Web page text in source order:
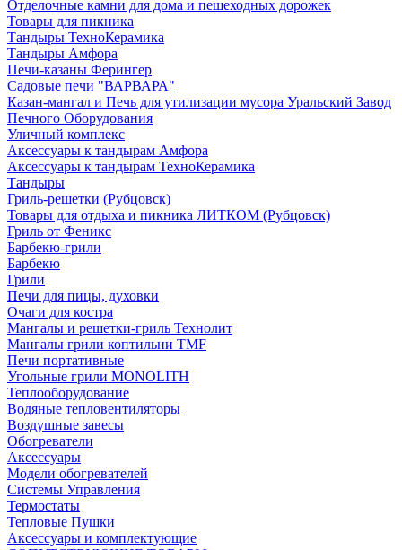
Отделочные камни для дома и пешеходных дорожек
Товары для пикника
Тандыры ТехноКерамика
Тандыры Амфора
Печи-казаны Ферингер
Садовые печи "ВАРВАРА"
Казан-мангал и Печь для утилизации мусора Уральский Завод
Печного Оборудования
Уличный комплекс
Аксессуары к тандырам Амфора
Аксессуары к тандырам ТехноКерамика
Тандыры
Гриль-решетки (Рубцовск)
Товары для отдыха и пикника ЛИТКОМ (Рубцовск)
Гриль от Феникс
Барбекю-грили
Барбекю
Грили
Печи для пицы, духовки
Очаги для костра
Мангалы и решетки-гриль Технолит
Мангалы грили коптильни TMF
Печи портативные
Угольные грили MONOLITH
Теплооборудование
Водяные тепловентиляторы
Воздушные завесы
Обогреватели
Аксессуары
Модели обогревателей
Системы Управления
Термостаты
Тепловые Пушки
Аксессуары и комплектующие